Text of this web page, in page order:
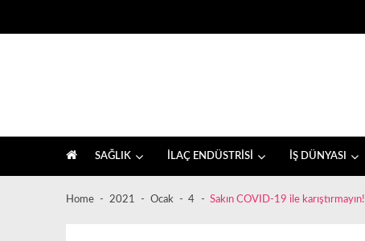
navigation
content
SAĞLIK İLAÇ ENDÜSTRİSİ İŞ DÜNYASI
Home 2021 Ocak 4 Sakın COVID-19 ile karıştırmayın!